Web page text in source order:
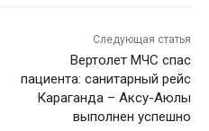
Следующая статья
Вертолет МЧС спас
пациента: санитарный рейс
Караганда – Аксу-Аюлы
выполнен успешно